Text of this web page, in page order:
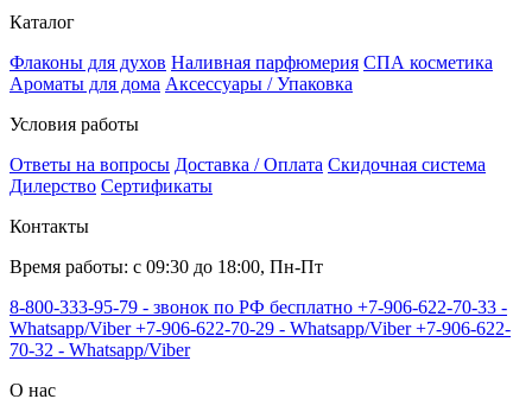
Каталог
Флаконы для духов Наливная парфюмерия СПА косметика
Ароматы для дома Аксессуары / Упаковка
Условия работы
Ответы на вопросы Доставка / Оплата Скидочная система
Дилерство Сертификаты
Контакты
Время работы: с 09:30 до 18:00, Пн-Пт
8-800-333-95-79 - звонок по РФ бесплатно +7-906-622-70-33 -
Whatsapp/Viber+7-906-622-70-29 - Whatsapp/Viber+7-906-622-
70-32 - Whatsapp/Viber
О нас